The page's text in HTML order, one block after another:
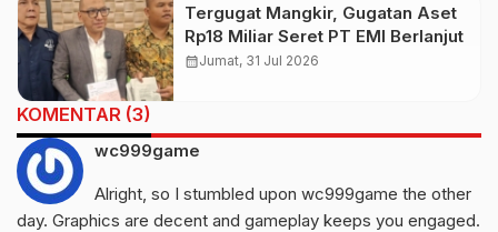
Tergugat Mangkir, Gugatan Aset
Rp18 Miliar Seret PT EMI Berlanjut
calendar_monthJumat, 31 Jul 2026
KOMENTAR (3)
wc999game
Alright, so I stumbled upon wc999game the other
day. Graphics are decent and gameplay keeps you engaged.